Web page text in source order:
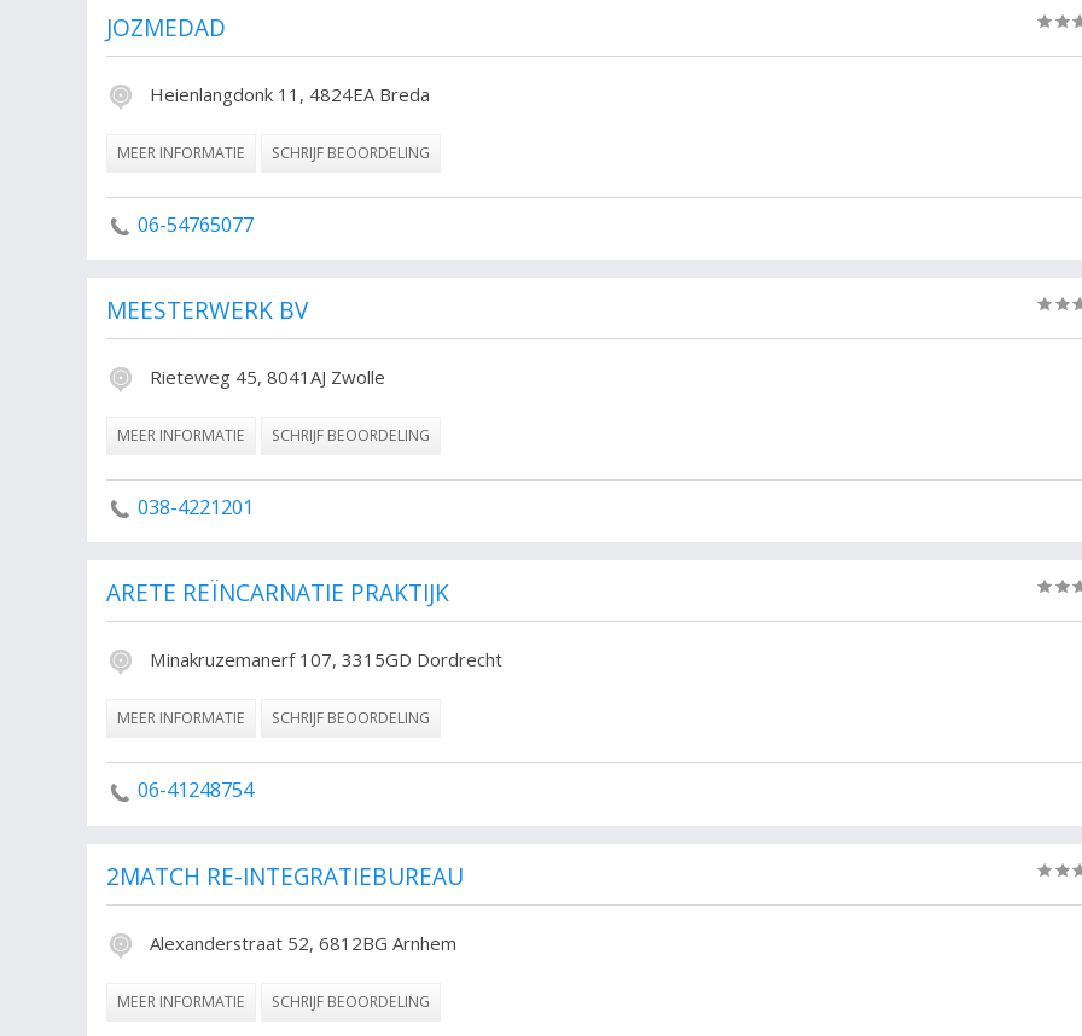
JOZMEDAD
Heienlangdonk 11, 4824EA Breda
MEER INFORMATIE SCHRIJF BEOORDELING
06-54765077
MEESTERWERK BV
Rieteweg 45, 8041AJ Zwolle
MEER INFORMATIE SCHRIJF BEOORDELING
038-4221201
ARETE REÏNCARNATIE PRAKTIJK
Minakruzemanerf 107, 3315GD Dordrecht
MEER INFORMATIE SCHRIJF BEOORDELING
06-41248754
2MATCH RE-INTEGRATIEBUREAU
Alexanderstraat 52, 6812BG Arnhem
MEER INFORMATIE SCHRIJF BEOORDELING